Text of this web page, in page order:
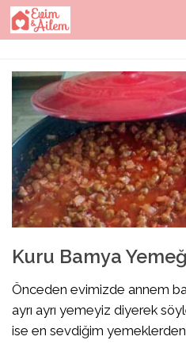
Skip to content
Kuru Bamya
Önceden evimizde annem
ayrı ayrı yemeyiz diyerek
ise en sevdiğim